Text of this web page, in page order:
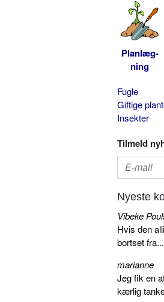
Planlæg-
ning
Fugle
Giftige
Insekter
Tilmeld
Nyeste
Vibeke
Hvis den
bortset fra...
marianne
Jeg fik en
kærlig